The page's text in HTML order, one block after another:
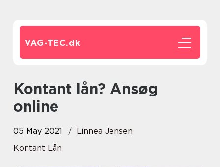
VAG-TEC.dk
Kontant lån? Ansøg
online
05 May 2021
Linnea Jensen
Kontant Lån